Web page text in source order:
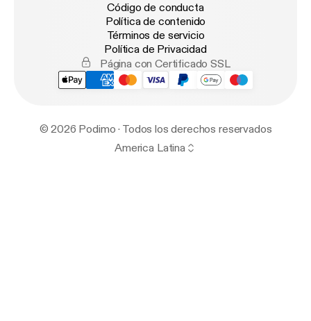
Código de conducta
Política de contenido
Términos de servicio
Política de Privacidad
Página con Certificado SSL
© 2026 Podimo · Todos los derechos reservados
America Latina